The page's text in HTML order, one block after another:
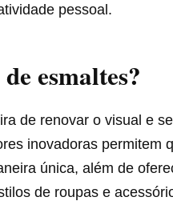
pessoal.
esmaltes?
de renovar o visual e
inovadoras permitem
única, além de
de roupas e